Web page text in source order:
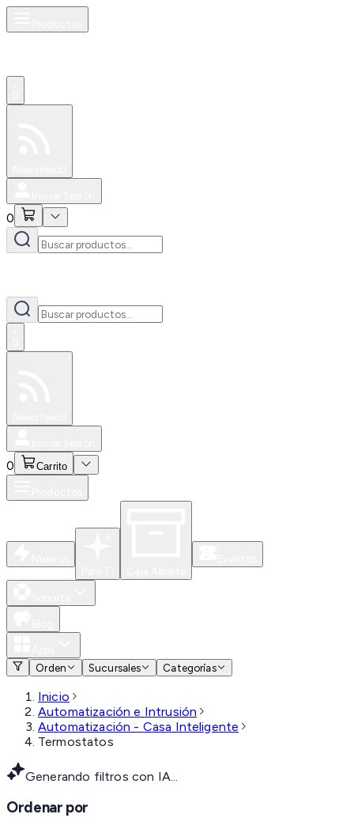
0
0 Carrito
Orden
Sucursales Categorías
Inicio
Automatización e Intrusión
Automatización - Casa Inteligente
Termostatos
Generando filtros con IA...
Ordenar por